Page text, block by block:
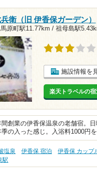
衛（旧 伊香保ガーデン）
原町駅11.77km / 祖母島駅
施設情報を
楽天トラベルの
間創業の伊香保温泉の老舗宿。
季の入った感じ。入浴料1000円
塩泉 伊香保 宿泊 伊香保 カップ
駅